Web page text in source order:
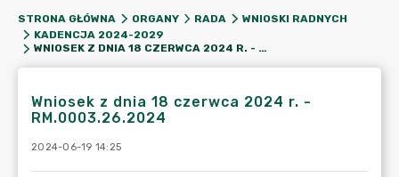
STRONA GŁÓWNA ORGANY RADA
WNIOSKI RADNYCH
KADENCJA 2024-2029
WNIOSEK Z DNIA 18 CZERWCA 2024 R. - RM.0003.26.2024
Wniosek z dnia 18 czerwca 2024 r. -
RM.0003.26.2024
2024-06-19 14:25